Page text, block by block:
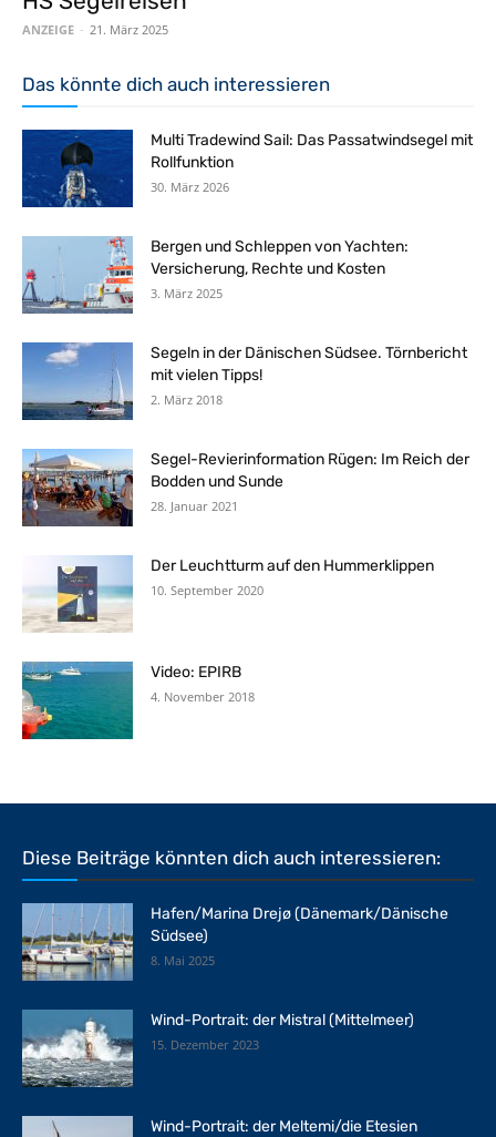
ANZEIGE - 21. März 2025
Das könnte dich auch interessieren
Multi Tradewind Sail: Das Passatwindsegel mit
Rollfunktion
30. März 2026
Bergen und Schleppen von Yachten:
Versicherung, Rechte und Kosten
3. März 2025
Segeln in der Dänischen Südsee. Törnbericht
mit vielen Tipps!
2. März 2018
Segel-Revierinformation Rügen: Im Reich der
Bodden und Sunde
28. Januar 2021
Der Leuchtturm auf den Hummerklippen
10. September 2020
Video: EPIRB
4. November 2018
Diese Beiträge könnten dich auch interessieren:
Hafen/Marina Drejø (Dänemark/Dänische
Südsee)
8. Mai 2025
Wind-Portrait: der Mistral (Mittelmeer)
15. Dezember 2023
Wind-Portrait: der Meltemi/die Etesien